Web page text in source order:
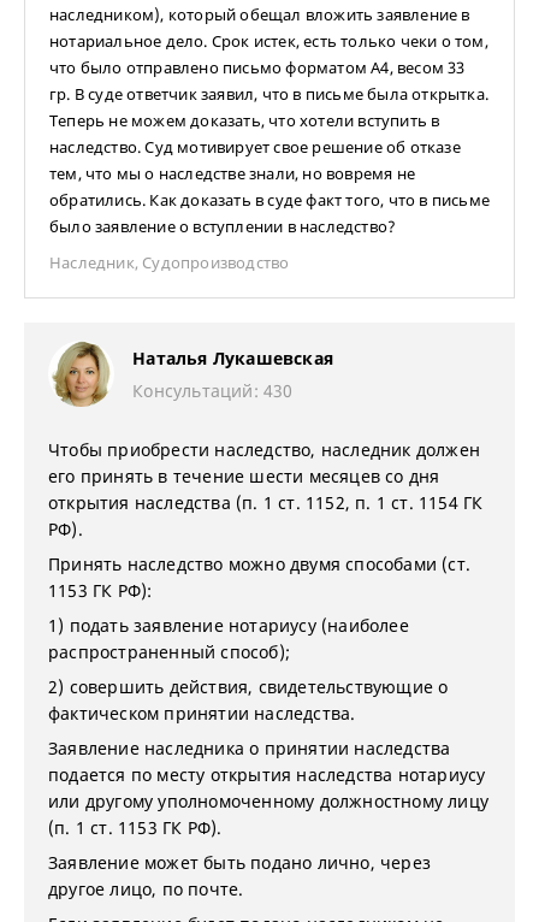
наследником), который обещал вложить заявление в
нотариальное дело. Срок истек, есть только чеки о том,
что было отправлено письмо форматом А4, весом 33
гр. В суде ответчик заявил, что в письме была открытка.
Теперь не можем доказать, что хотели вступить в
наследство. Суд мотивирует свое решение об отказе
тем, что мы о наследстве знали, но вовремя не
обратились. Как доказать в суде факт того, что в письме
было заявление о вступлении в наследство?
Наследник, Судопроизводство
Наталья Лукашевская
Консультаций: 430
Чтобы приобрести наследство, наследник должен
его принять в течение шести месяцев со дня
открытия наследства (п. 1 ст. 1152, п. 1 ст. 1154 ГК
РФ).
Принять наследство можно двумя способами (ст.
1153 ГК РФ):
1) подать заявление нотариусу (наиболее
распространенный способ);
2) совершить действия, свидетельствующие о
фактическом принятии наследства.
Заявление наследника о принятии наследства
подается по месту открытия наследства нотариусу
или другому уполномоченному должностному лицу
(п. 1 ст. 1153 ГК РФ).
Заявление может быть подано лично, через
другое лицо, по почте.